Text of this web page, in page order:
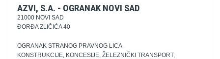
AZVI, S.A. - OGRANAK NOVI SAD
21000 NOVI SAD
ĐORĐA ZLIČIĆA 40
OGRANAK STRANOG PRAVNOG LICA
KONSTRUKCIJE, KONCESIJE, ŽELEZNIČKI TRANSPORT,